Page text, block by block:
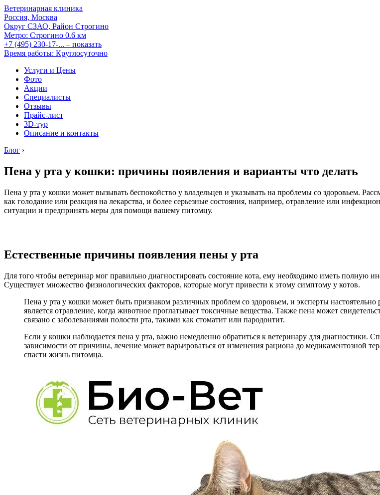
Ветеринарная клиника
Россия, Москва
Округ СЗАО, Район Строгино
Метро: Строгино 0.6 км
+7 (495) 230-17-... – показать
Время работы: Круглосуточно
Услуги и Цены
Фото
Акции
Специалисты
Отзывы
Прайс-лист
3D-тур
Описание и контакты
Блог ›
Пена у рта у кошки: причины появления и варианты что делать
Пена у рта у кошки может вызывать беспокойство у владельцев и указывать на проблемы со здоровьем.
как голодание или реакция на лекарства, и более серьезные состояния, например, отравление или
ситуации и предпринять меры для помощи вашему питомцу.
Естественные причины появления пены у рта
Для того чтобы ветеринар мог правильно диагностировать состояние кота, ему необходимо иметь
Существует множество физиологических факторов, которые могут привести к этому симптому у котов.
Пена у рта у кошки может быть признаком различных проблем со здоровьем, и эксперты
является отравление, когда животное проглатывает токсичные вещества. Также пена может
связано с заболеваниями полости рта, такими как стоматит или пародонтит.
Если у кошки наблюдается пена у рта, важно немедленно обратиться к ветеринару для диагностики.
зависимости от причины, лечение может варьироваться от изменения рациона до медикаментозной
спасти жизнь питомца.